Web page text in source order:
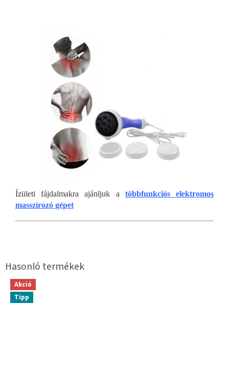
Ízületi fájdalmakra ajánljuk a többfunkciós elektromos
masszírozó gépet
Akció
Tipp